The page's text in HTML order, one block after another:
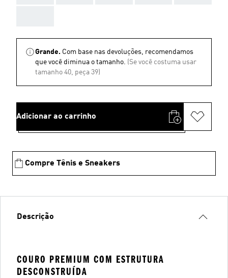
Grande. Com base nas devoluções, recomendamos
que você diminua o tamanho. (Se você costuma usar
tamanho 40, peça 39)
Adicionar ao carrinho
Compre Tênis e Sneakers
Descrição
COURO PREMIUM COM ESTRUTURA
DESCONSTRUÍDA